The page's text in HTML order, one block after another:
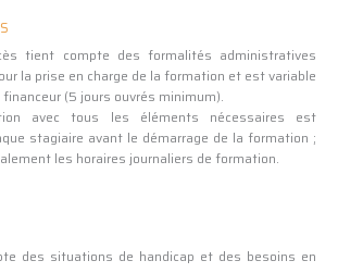
tient compte des formalités administratives
la prise en charge de la formation et est variable
(5 jours ouvrés minimum).
avec tous les éléments nécessaires est
stagiaire avant le démarrage de la formation ;
les horaires journaliers de formation.
des situations de handicap et des besoins en